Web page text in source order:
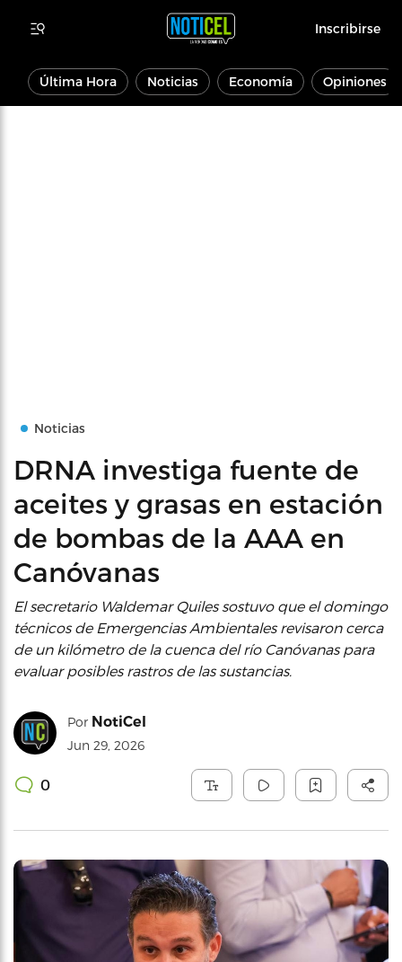
Inscribirse
Última Hora Noticias Economía Opiniones
Noticias
DRNA investiga fuente de
aceites y grasas en estación
de bombas de la AAA en
Canóvanas
El secretario Waldemar Quiles sostuvo que el domingo
técnicos de Emergencias Ambientales revisaron cerca
de un kilómetro de la cuenca del río Canóvanas para
evaluar posibles rastros de las sustancias.
Por NotiCel
Jun 29, 2026
0